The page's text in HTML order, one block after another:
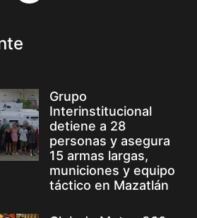
Grupo
Interinstitucional
detiene a 28
personas y asegura
15 armas largas,
municiones y equipo
táctico en Mazatlán